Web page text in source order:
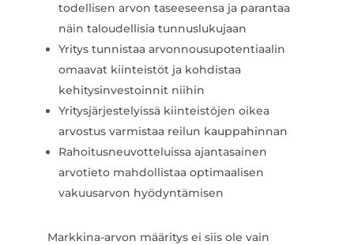
todellisen arvon taseeseensa ja parantaa
näin taloudellisia tunnuslukujaan
Yritys tunnistaa arvonnousupotentiaalin
omaavat kiinteistöt ja kohdistaa
kehitysinvestoinnit niihin
Yritysjärjestelyissä kiinteistöjen oikea
arvostus varmistaa reilun kauppahinnan
Rahoitusneuvotteluissa ajantasainen
arvotieto mahdollistaa optimaalisen
vakuusarvon hyödyntämisen
Markkina-arvon määritys ei siis ole vain